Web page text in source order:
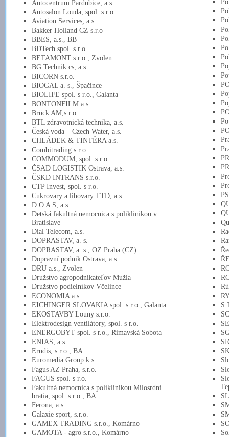
Autocentrum Pardubice, a.s.
Autosalon Louda, spol. s r.o.
Aviation Services, a.s.
Bakker Holland CZ s.r.o
BBES, a.s., BB
BDTech spol. s r.o.
BETAMONT s.r.o., Zvolen
BG Technik cs, a.s.
BICORN s.r.o.
BIOGAL a. s., Špačince
BIOLIFE spol. s r.o., Galanta
BONTONFILM a.s.
Brück AM,s.r.o.
BTL zdravotnická technika, a.s.
Česká voda – Czech Water, a.s.
CHLÁDEK & TINTĚRA a.s.
Combitrading s.r.o.
COMMODUM, spol. s r.o.
ČSAD LOGISTIK Ostrava, a.s.
ČSKD INTRANS s.r.o.
CTP Invest, spol. s r.o.
Cukrovary a lihovary TTD, a.s.
D O A S, a.s.
Detská fakultná nemocnica s poliklinikou v
Bratislave
Dial Telecom, a.s.
DOPRASTAV, a. s.
DOPRASTAV, a. s., OZ Praha (CZ)
Dopravní podnik Ostrava, a.s.
DRU a.s., Zvolen
Družstvo agropodnikateľov Mužla
Družstvo podielníkov Včelince
ECONOMIA a.s.
EICHINGER SLOVAKIA spol. s r.o., Galanta
EKOSTAVBY Louny s.r.o.
Elektrodesign ventilátory, spol. s r.o.
ENERGOBYT spol. s r.o., Rimavská Sobota
ENIAS, a.s.
Erudis, s.r.o., BA
Euromedia Group k.s.
Fagus AZ Praha, s.r.o.
FAGUS spol. s r.o.
Fakultná nemocnica s poliklinikou Milosrdní
bratia, spol. s r.o., BA
Ferona, a.s.
Galaxie sport, s.r.o.
GAMEX TRADING s.r.o., Komárno
GAMOTA - agro s.r.o., Komárno